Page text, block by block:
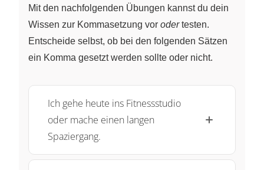
Mit den nachfolgenden Übungen kannst du dein
Wissen zur Kommasetzung vor odertesten.
Entscheide selbst, ob bei den folgenden Sätzen
ein Komma gesetzt werden sollte oder nicht.
Ich gehe heute ins Fitnessstudio
oder mache einen langen
Spaziergang.